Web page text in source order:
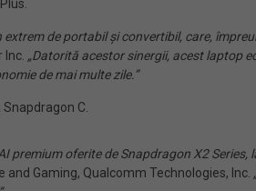
de portabil și convertibil, care,
„Datorită acestor sinergii, acest laptop
de mai multe zile.”
C.
oferite de Snapdragon X2
and Gaming, Qualcomm Technologies, Inc.